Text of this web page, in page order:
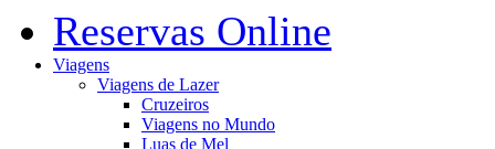
Reservas Online
Viagens
Viagens de Lazer
Cruzeiros
Viagens no Mundo
Luas de Mel